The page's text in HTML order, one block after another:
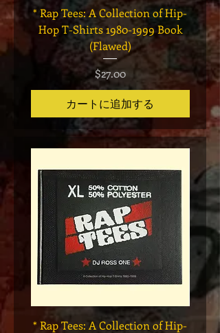
* Rap Tees: A Collection of Hip-
Hop T-Shirts 1980-1999 Book
(Flawed)
価格
$27.00
カートに追加する
Has
* Rap Tees: A Collection of Hip-